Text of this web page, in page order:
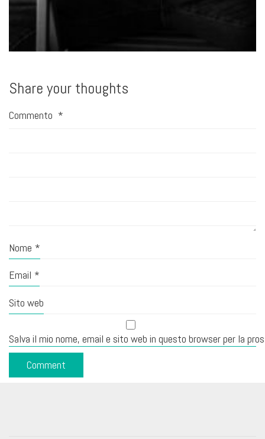
Share your thoughts
Commento *
Nome *
Email *
Sito web
Salva il mio nome, email e sito web in questo browser per la